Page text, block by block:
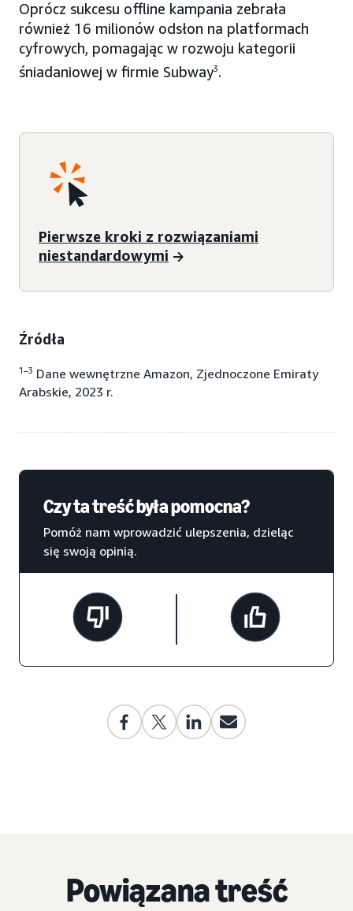
Oprócz sukcesu offline kampania zebrała
również 16 milionów odsłon na platformach
cyfrowych, pomagając w rozwoju kategorii
śniadaniowej w firmie Subway3.
Pierwsze kroki z rozwiązaniami
niestandardowymi
Źródła
1–3 Dane wewnętrzne Amazon, Zjednoczone Emiraty
Arabskie, 2023 r.
Czy ta treść była pomocna?
Pomóż nam wprowadzić ulepszenia, dzieląc
się swoją opinią.
Powiązana treść